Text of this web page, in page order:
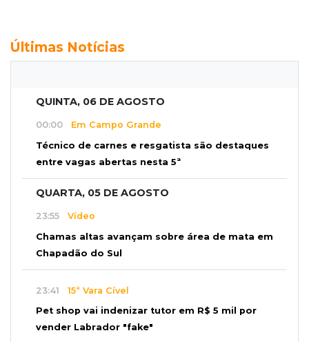
Últimas Notícias
QUINTA, 06 DE AGOSTO
00:00 Em Campo Grande
Técnico de carnes e resgatista são destaques
entre vagas abertas nesta 5ª
QUARTA, 05 DE AGOSTO
23:55 Vídeo
Chamas altas avançam sobre área de mata em
Chapadão do Sul
23:41 15ª Vara Cível
Pet shop vai indenizar tutor em R$ 5 mil por
vender Labrador "fake"